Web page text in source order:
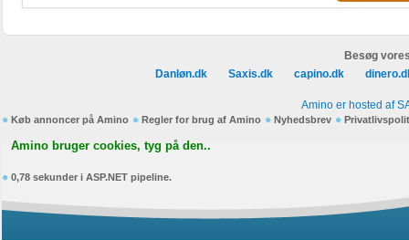
Besøg
Danløn.dk
Saxis.dk capino.dk
Amino er hosted af
Køb annoncer på Amino Regler for brug af Amino Nyhedsbrev
Amino bruger cookies, tyg på den..
0,78 sekunder i ASP.NET pipeline.